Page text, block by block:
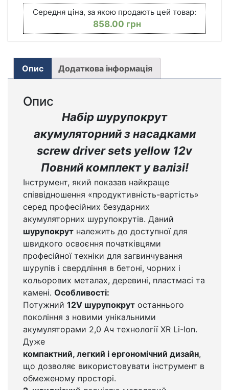
Середня ціна, за якою продають цей товар:
858.00 грн
Опис Додаткова інформація
Опис
Набір шурупокрут
акумуляторний з насадками
screw driver sets yellow 12v
Повний комплект у валізі!
Інструмент, який показав найкраще
співвідношення «продуктивність-вартість»
серед професійних безударних
акумуляторних шурупокрутів. Даний
шурупокрут належить до доступної для
швидкого освоєння початківцями
професійної техніки для загвинчування
шурупів і свердління в бетоні, чорних і
кольорових металах, деревині, пластмасі та
камені. Особливості:
Потужний 12V шурупокрут останнього
покоління з новими унікальними
акумуляторами 2,0 Ач технології XR Li-Ion.
Дуже
компактний, легкий і ергономічний дизайн,
що дозволяє використовувати інструмент в
обмеженому просторі.